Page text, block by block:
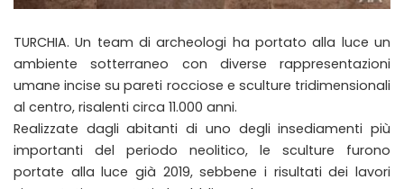
TURCHIA. Un team di archeologi ha portato alla luce un
ambiente sotterraneo con diverse rappresentazioni
umane incise su pareti rocciose e sculture tridimensionali
al centro, risalenti circa 11.000 anni.
Realizzate dagli abitanti di uno degli insediamenti più
importanti del periodo neolitico, le sculture furono
portate alla luce già 2019, sebbene i risultati dei lavori